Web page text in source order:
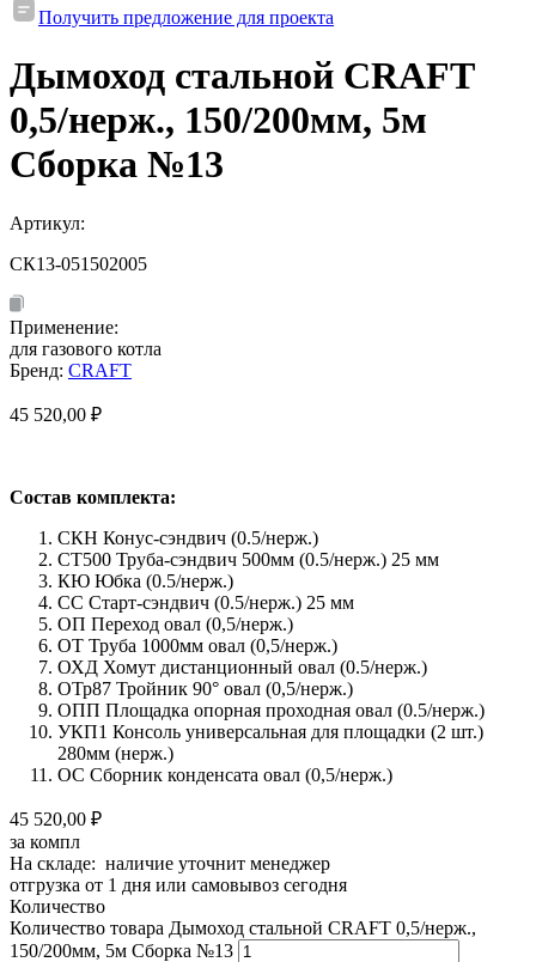
Получить предложение для проекта
Дымоход стальной CRAFT
0,5/нерж., 150/200мм, 5м
Сборка №13
Артикул:
СК13-051502005
Применение:
для газового котла
Бренд: CRAFT
45 520,00 ₽
Состав комплекта:
СКН Конус-сэндвич (0.5/нерж.)
СТ500 Труба-сэндвич 500мм (0.5/нерж.) 25 мм
КЮ Юбка (0.5/нерж.)
СС Старт-сэндвич (0.5/нерж.) 25 мм
ОП Переход овал (0,5/нерж.)
ОТ Труба 1000мм овал (0,5/нерж.)
ОХД Хомут дистанционный овал (0.5/нерж.)
ОТр87 Тройник 90° овал (0,5/нерж.)
ОПП Площадка опорная проходная овал (0.5/нерж.)
УКП1 Консоль универсальная для площадки (2 шт.)
280мм (нерж.)
ОС Сборник конденсата овал (0,5/нерж.)
45 520,00 ₽
за компл
На складе: наличие уточнит менеджер
отгрузка от 1 дня или самовывоз сегодня
Количество
Количество товара Дымоход стальной CRAFT 0,5/нерж.,
150/200мм, 5м Сборка №13